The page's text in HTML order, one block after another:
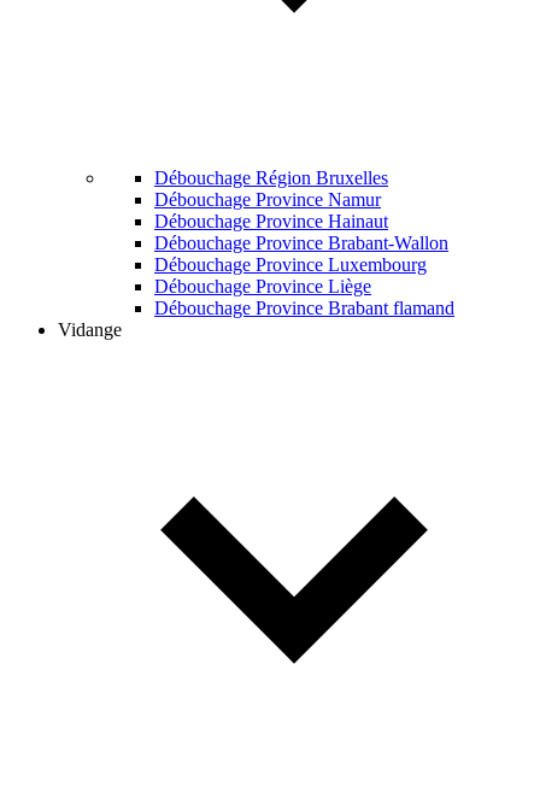
Débouchage Région Bruxelles
Débouchage Province Namur
Débouchage Province Hainaut
Débouchage Province Brabant-Wallon
Débouchage Province Luxembourg
Débouchage Province Liège
Débouchage Province Brabant flamand
Vidange